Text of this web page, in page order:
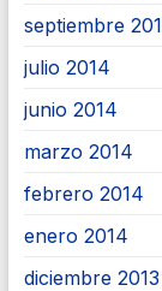
septiembre
julio 2014
junio 2014
marzo 2014
febrero 2014
enero 2014
diciembre 2013